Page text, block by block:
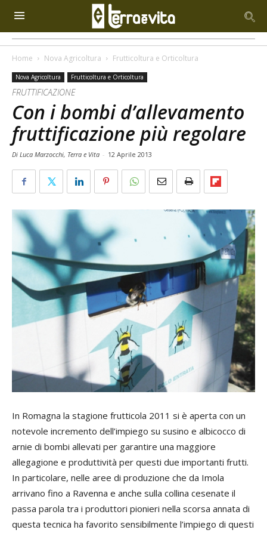
Home Nova Agricoltura Frutticoltura e Orticoltura
Nova Agricoltura Frutticoltura e Orticoltura
FRUTTIFICAZIONE
Con i bombi d’allevamento
fruttificazione più regolare
Di Luca Marzocchi, Terra e Vita - 12 Aprile 2013
In Romagna la stagione frutticola 2011 si è aperta con un
notevole incremento dell’impiego su susino e albicocco di
arnie di bombi allevati per garantire una maggiore
allegagione e produttività per questi due importanti frutti.
In particolare, nelle aree di produzione che da Imola
arrivano fino a Ravenna e anche sulla collina cesenate il
passa parola tra i produttori pionieri nella scorsa annata di
questa tecnica ha favorito sensibilmente l’impiego di questi